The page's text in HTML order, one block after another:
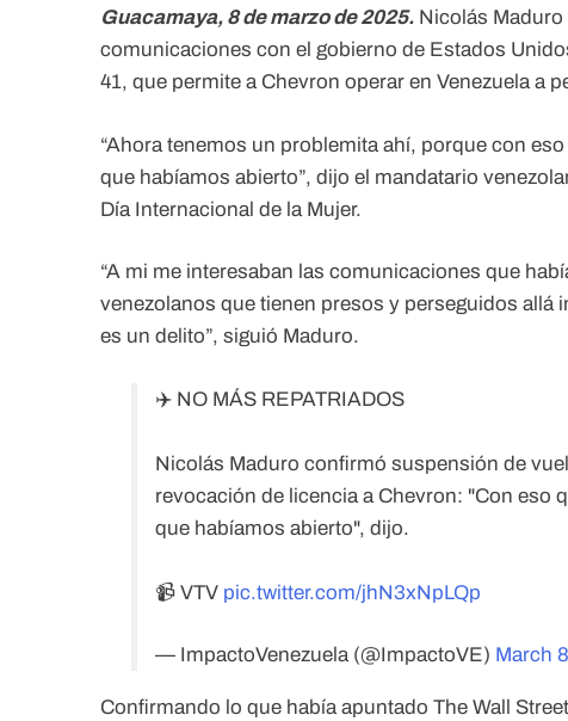
Guacamaya, 8 de marzo de 2025. Nicolás
comunicaciones con el gobierno de Estados
41, que permite a Chevron operar en Venezuela a
“Ahora tenemos un problemita ahí, porque con
que habíamos abierto”, dijo el mandatario
Día Internacional de la Mujer.
“A mi me interesaban las comunicaciones que
venezolanos que tienen presos y perseguidos
es un delito”, siguió Maduro.
✈️ NO MÁS REPATRIADOS
Nicolás Maduro confirmó suspensión de
revocación de licencia a Chevron: "Con eso
que habíamos abierto", dijo.
📹 VTV pic.twitter.com/jhN3xNpLQp
— ImpactoVenezuela (@ImpactoVE) March
Confirmando lo que había apuntado The Wall